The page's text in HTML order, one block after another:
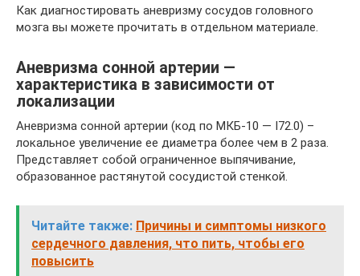
Как диагностировать аневризму сосудов головного
мозга вы можете прочитать в отдельном материале.
Аневризма сонной артерии —
характеристика в зависимости от
локализации
Аневризма сонной артерии (код по МКБ-10 — I72.0) –
локальное увеличение ее диаметра более чем в 2 раза.
Представляет собой ограниченное выпячивание,
образованное растянутой сосудистой стенкой.
Читайте также: Причины и симптомы низкого
сердечного давления, что пить, чтобы его
повысить